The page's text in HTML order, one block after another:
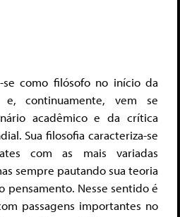
se como filósofo no início da
continuamente, vem se
acadêmico e da crítica
Sua filosofia caracteriza-se
com as mais variadas
sempre pautando sua teoria
pensamento. Nesse sentido é
passagens importantes no